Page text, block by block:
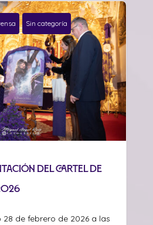
Sin categoría
del cartel de
de febrero de 2026 a las